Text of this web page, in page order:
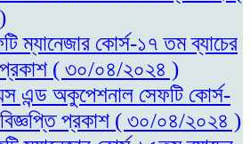
ম্যানেজার কোর্স-১৭ তম ব্যাচের
প্রকাশ ( ৩০/০৪/২০২৪ )
এন্ড অকুপেশনাল সেফটি কোর্স-
বিজ্ঞপ্তি প্রকাশ ( ৩০/০৪/২০২৪ )